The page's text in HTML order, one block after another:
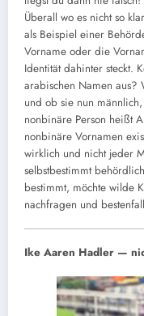
Überall wo es nicht so
als Beispiel einer
Vorname oder die
Identität dahinter steckt.
arabischen Namen aus?
und ob sie nun
nonbinäre Person heißt
nonbinäre Vornamen
wirklich und nicht jeder
selbstbestimmt
bestimmt, möchte wilde
nachfragen und
Ike Aaren Hadler —